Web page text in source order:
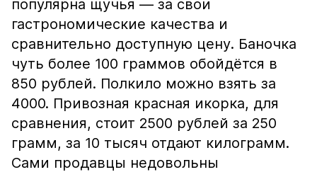
популярна щучья — за свои
гастрономические качества и
сравнительно доступную цену. Баночка
чуть более 100 граммов обойдётся в
850 рублей. Полкило можно взять за
4000. Привозная красная икорка, для
сравнения, стоит 2500 рублей за 250
грамм, за 10 тысяч отдают килограмм.
Сами продавцы недовольны